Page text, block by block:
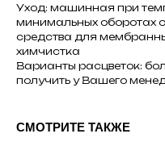
Уход: машинная при
минимальных оборотах
средства для
химчистка
Варианты расцветок:
получить у Вашего
СМОТРИТЕ ТАКЖЕ